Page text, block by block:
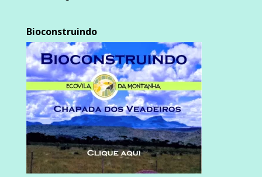
Bioconstruindo